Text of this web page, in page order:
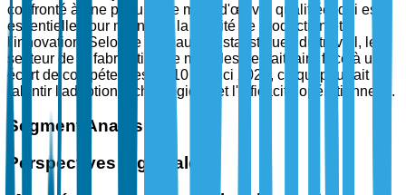
confronté à une pénurie de main-d'œuvre qualifiée, qui est
essentielle pour maintenir la qualité de production et
l'innovation. Selon le Bureau des statistiques du travail, le
secteur de la fabrication de meubles devrait faire face à un
écart de compétences de 10 % d'ici 2025, ce qui pourrait
ralentir l'adoption technologique et l'efficacité opérationnelle.
Segment Analysis
Perspectives régionales